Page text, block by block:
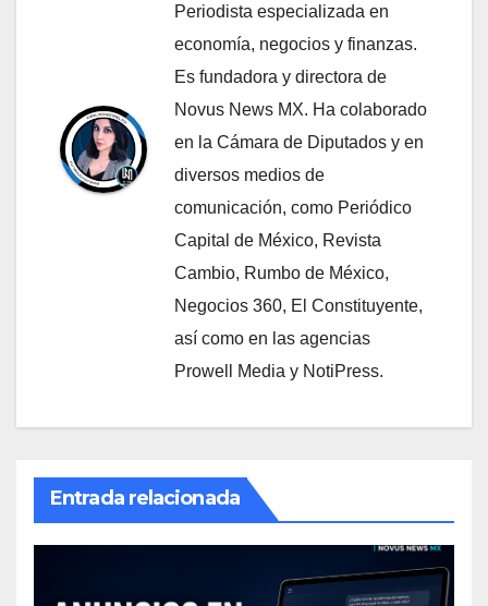
Periodista especializada en
economía, negocios y finanzas.
Es fundadora y directora de
Novus News MX. Ha colaborado
en la Cámara de Diputados y en
diversos medios de
comunicación, como Periódico
Capital de México, Revista
Cambio, Rumbo de México,
Negocios 360, El Constituyente,
así como en las agencias
Prowell Media y NotiPress.
Entrada relacionada